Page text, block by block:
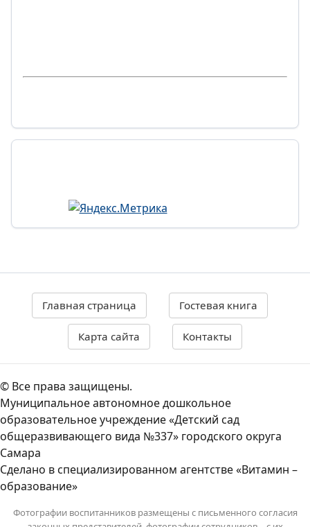
Главная страница Гостевая книга
Карта сайта Контакты
© Все права защищены.
Муниципальное автономное дошкольное
образовательное учреждение «Детский сад
общеразвивающего вида №337» городского округа
Самара
Сделано в специализированном агентстве «Витамин –
образование»
Фотографии воспитанников размещены с письменного согласия